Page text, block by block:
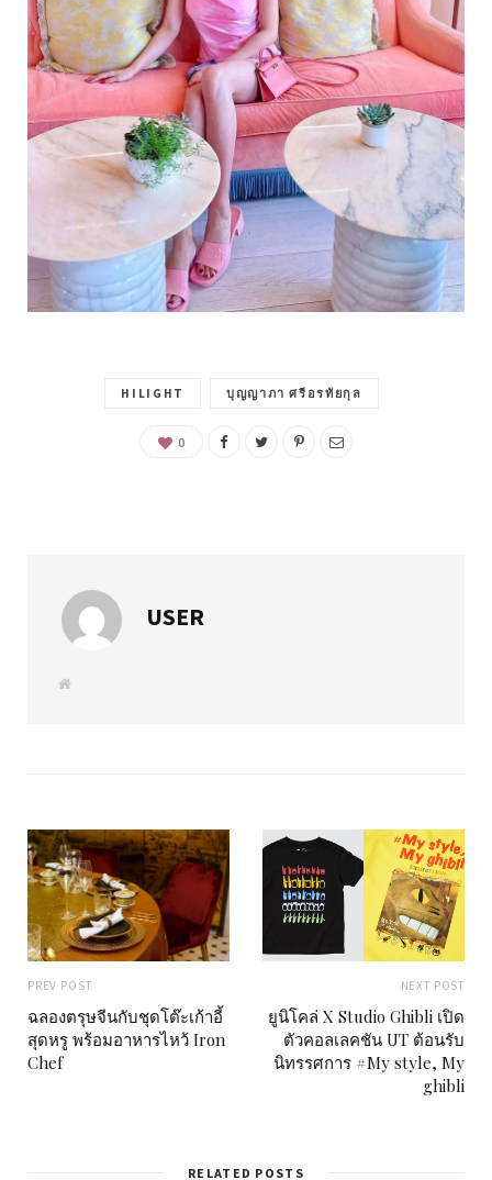
HILIGHT บุญญาภา ศรีอรทัยกุล
0
USER
W
PREV POST
ฉลองตรุษจีนกับชุดโต๊ะเก้าอี้
สุดหรู พร้อมอาหารไหว้ Iron
Chef
NEXT POST
ยูนิโคล่ X Studio Ghibli เปิด
ตัวคอลเลคชัน UT ต้อนรับ
นิทรรศการ #My style, My
ghibli
RELATED POSTS